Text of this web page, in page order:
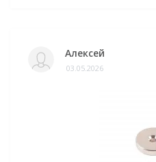
Алексей
03.05.2026